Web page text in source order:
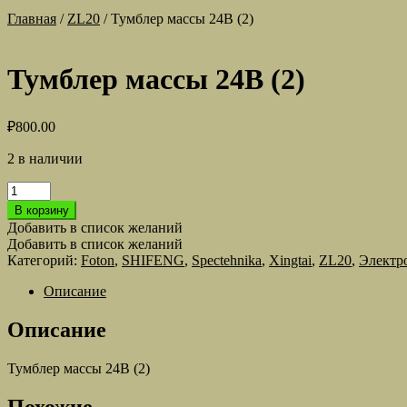
Главная / ZL20 /Тумблер массы 24В (2)
Тумблер массы 24В (2)
₽800.00
2 в наличии
Количество
товара
Тумблер
массы
24В
(2)
В корзину
Добавить в список желаний
Добавить в список желаний
Категорий: Foton, SHIFENG, Spectehnika, Xingtai, ZL20,
Описание
Описание
Тумблер массы 24В (2)